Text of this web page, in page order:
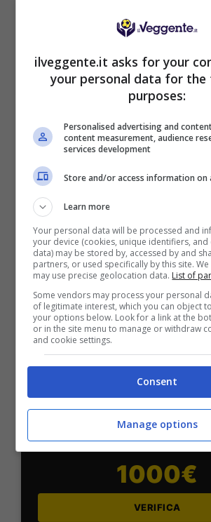
Mostra Informazioni
BONUS BENVENUTO
Per i nuovi utenti della piattaforma:
Sport
2050€
VERIFICA
Mostra Informazioni
SNAI
Bonus Benvenuto Sport: fino
1000€
VERIFICA
ilveggente.it asks for your
your personal data for the
purposes:
Personalised advertising and
content measurement, audience
services development
Store and/or access information on
Learn more
Your personal data will be processed and
your device (cookies, unique identifiers, and
data) may be stored by, accessed by and
partners, or used specifically by this site.
may use precise geolocation data. List of
Some vendors may process your personal
of legitimate interest, which you can object
your options below. Look for a link at the
or in the site menu to manage or withdraw
and cookie settings.
Consent
Manage options